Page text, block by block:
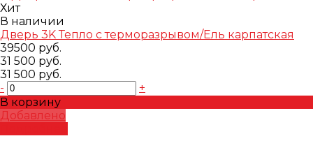
Хит
В наличии
Дверь 3K Тепло с терморазрывом/Ель карпатская
39500 руб.
31 500 руб.
31 500 руб.
-
+
В корзину
Добавлено